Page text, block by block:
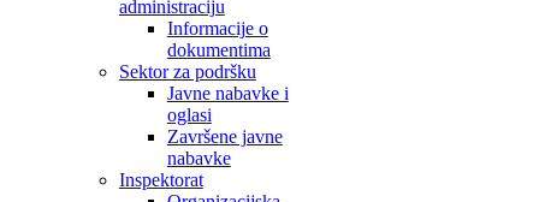
administraciju
Informacije o
dokumentima
Sektor za podršku
Javne nabavke i
oglasi
Završene javne
nabavke
Inspektorat